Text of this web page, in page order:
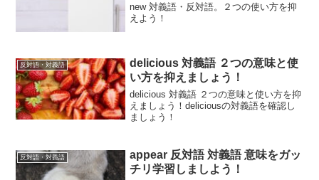
new 対義語・反対語。２つの使い方を抑
えよう！
反対語・対義語
delicious 対義語 ２つの意味と使
い方を抑えましょう！
delicious 対義語 ２つの意味と使い方を抑
えましょう！deliciousの対義語を確認し
ましょう！
反対語・対義語
appear 反対語 対義語 意味をガッ
チリ学習しましよう！